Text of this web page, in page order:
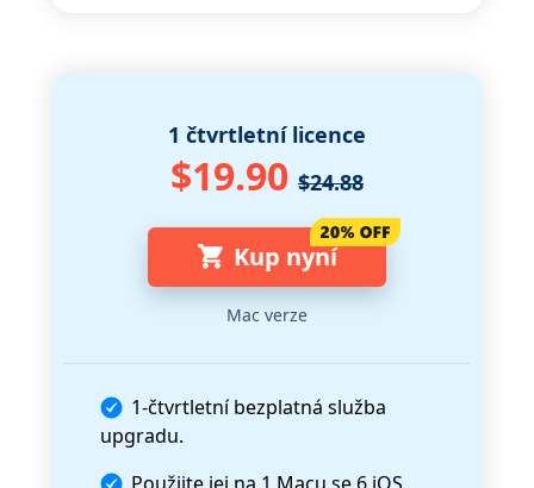
1 čtvrtletní licence
$19.90 $24.88
Kup nyní
Mac verze
1-čtvrtletní bezplatná služba
upgradu.